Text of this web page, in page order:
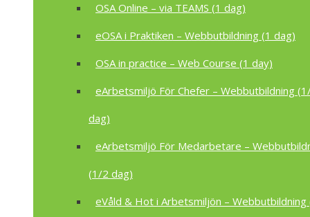
OSA Online – via TEAMS (1 dag)
eOSA i Praktiken – Webbutbildning (1 dag)
OSA in practice – Web Course (1 day)
eArbetsmiljö För Chefer – Webbutbildning
dag)
eArbetsmiljö För Medarbetare –
(1/2 dag)
eVåld & Hot i Arbetsmiljön – Webbutbildning